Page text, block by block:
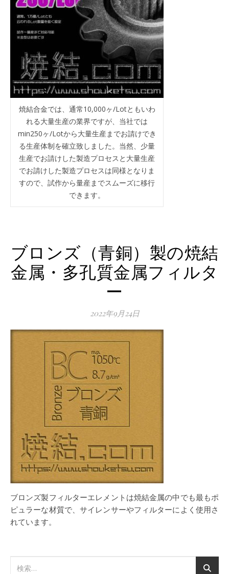
焼結合金では、通常10,000ヶ/Lotともいわ
れる大量生産の業界ですが、当社では
min250ヶ/Lotから大量生産までお請けでき
る生産体制を確立致しました。当然、少量
生産でお請けした製造プロセスと大量生産
でお請けした製造プロセスは同様となりま
すので、試作から量産までスムーズに移行
できます。
ブロンズ（青銅）製の焼結
金属・多孔質金属フィルタ
ー
2022年9月24日
ブロンズ製フィルターエレメントは焼結金属の中でも最もポ
ピュラーな材質で、サイレンサーやフィルターによく使用さ
れています。